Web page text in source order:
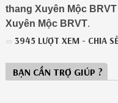
thang Xuyên Mộc
Xuyên Mộc BRVT.
3945 LƯỢT XEM - CHIA SẺ
BẠN CẦN TRỢ GIÚP ?